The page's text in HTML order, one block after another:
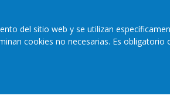
del sitio web y se utilizan
cookies no necesarias. Es